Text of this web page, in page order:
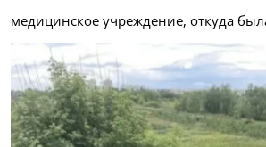
медицинское учреждение, откуда